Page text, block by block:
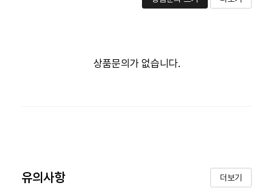
상품문의가 없습니다.
유의사항 더보기